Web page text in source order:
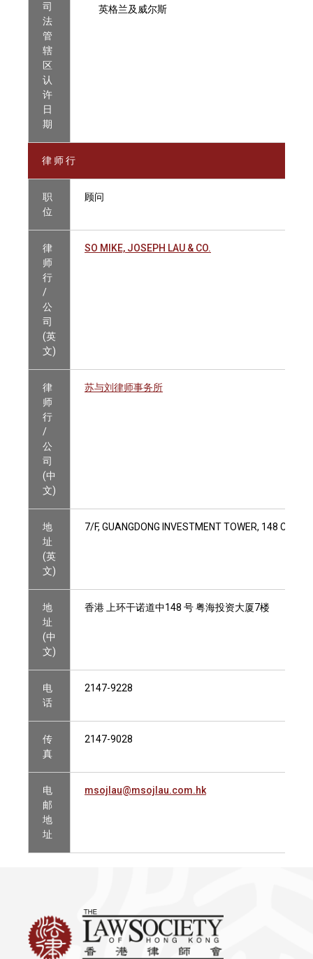
司
法
管
辖
区
认
许
日
期
英格兰及威尔斯
律 师 行
职
位
顾问
律
师
行
/
公
司
(英
文)
SO MIKE, JOSEPH LAU & CO.
律
师
行
/
公
司
(中
文)
苏与刘律师事务所
地
址
(英
文)
7/F, GUANGDONG INVESTMENT TOWER, 148
地
址
(中
文)
香港 上环干诺道中148 号 粤海投资大厦7楼
电
话
2147-9228
传
真
2147-9028
电
邮
地
址
msojlau@msojlau.com.hk